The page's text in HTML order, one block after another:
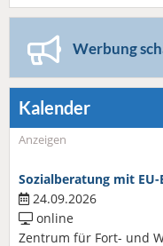
Werbung
Kalender
Anzeigen
Sozialberatung mit
24.09.2026
online
Zentrum für Fort- und